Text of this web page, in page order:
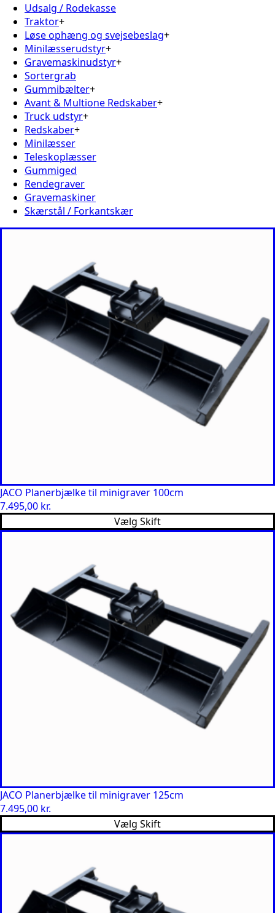
Udsalg / Rodekasse
Traktor+
Løse ophæng og svejsebeslag+
Minilæsserudstyr+
Gravemaskinudstyr+
Sortergrab
Gummibælter+
Avant & Multione Redskaber+
Truck udstyr+
Redskaber+
Minilæsser
Teleskoplæsser
Gummiged
Rendegraver
Gravemaskiner
Skærstål / Forkantskær
JACO Planerbjælke til minigraver 100cm
7.495,00 kr.
Vælg Skift
JACO Planerbjælke til minigraver 125cm
7.495,00 kr.
Vælg Skift